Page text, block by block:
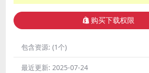
购买下载权限
包含资源: (1个)
最近更新: 2025-07-24